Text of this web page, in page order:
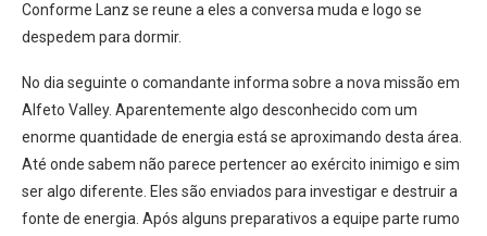
Conforme Lanz se reune a eles a conversa muda e logo se
despedem para dormir.
No dia seguinte o comandante informa sobre a nova missão em
Alfeto Valley. Aparentemente algo desconhecido com um
enorme quantidade de energia está se aproximando desta área.
Até onde sabem não parece pertencer ao exército inimigo e sim
ser algo diferente. Eles são enviados para investigar e destruir a
fonte de energia. Após alguns preparativos a equipe parte rumo